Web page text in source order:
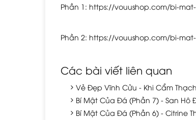
Phần 1: https://vouushop.com/bi-
Phần 2: https://vouushop.com/bi-
Các bài viết liên quan
Vẻ Đẹp Vĩnh Cửu - Khi Cẩm
Bí Mật Của Đá (Phần 7) - San Hô
Bí Mật Của Đá (Phần 6) - Citrine